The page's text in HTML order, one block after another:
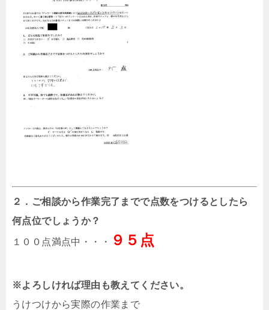
２．ご相談から作業完了までで点数をつけるとしたら
何点位でしょうか？
１００点満点中・・・ ９５点
※よろしければ理由も教えてください。
うけつけから実際の作業まで